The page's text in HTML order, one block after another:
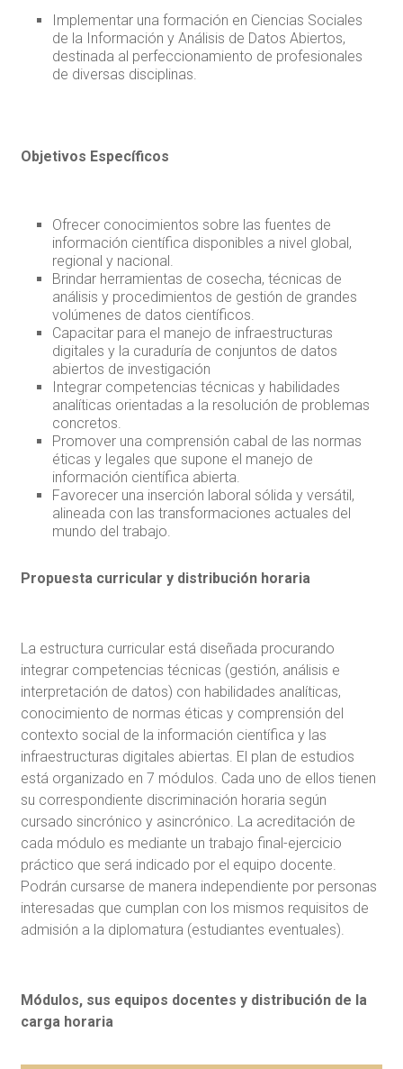
Implementar una formación en Ciencias Sociales
de la Información y Análisis de Datos Abiertos,
destinada al perfeccionamiento de profesionales
de diversas disciplinas.
Objetivos Específicos
Ofrecer conocimientos sobre las fuentes de
información científica disponibles a nivel global,
regional y nacional.
Brindar herramientas de cosecha, técnicas de
análisis y procedimientos de gestión de grandes
volúmenes de datos científicos.
Capacitar para el manejo de infraestructuras
digitales y la curaduría de conjuntos de datos
abiertos de investigación
Integrar competencias técnicas y habilidades
analíticas orientadas a la resolución de problemas
concretos.
Promover una comprensión cabal de las normas
éticas y legales que supone el manejo de
información científica abierta.
Favorecer una inserción laboral sólida y versátil,
alineada con las transformaciones actuales del
mundo del trabajo.
Propuesta curricular y distribución horaria
La estructura curricular está diseñada procurando
integrar competencias técnicas (gestión, análisis e
interpretación de datos) con habilidades analíticas,
conocimiento de normas éticas y comprensión del
contexto social de la información científica y las
infraestructuras digitales abiertas. El plan de estudios
está organizado en 7 módulos. Cada uno de ellos tienen
su correspondiente discriminación horaria según
cursado sincrónico y asincrónico. La acreditación de
cada módulo es mediante un trabajo final-ejercicio
práctico que será indicado por el equipo docente.
Podrán cursarse de manera independiente por personas
interesadas que cumplan con los mismos requisitos de
admisión a la diplomatura (estudiantes eventuales).
Módulos, sus equipos docentes y distribución de la
carga horaria